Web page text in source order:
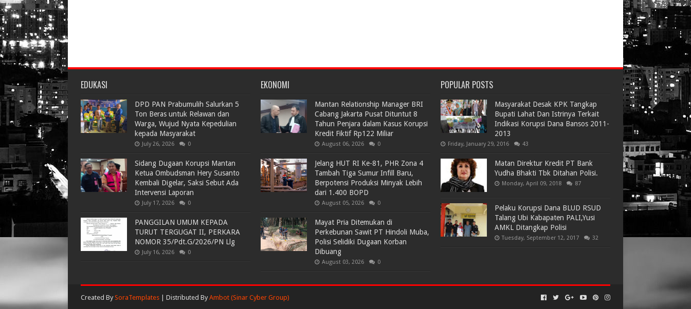
EDUKASI
DPD PAN Prabumulih Salurkan 5
Ton Beras untuk Relawan dan
Warga, Wujud Nyata Kepedulian
kepada Masyarakat
July 26, 2026 0
Sidang Dugaan Korupsi Mantan
Ketua Ombudsman Hery Susanto
Kembali Digelar, Saksi Sebut Ada
Intervensi Laporan
July 17, 2026 0
PANGGILAN UMUM KEPADA
TURUT TERGUGAT II, PERKARA
NOMOR 35/Pdt.G/2026/PN Llg
July 16, 2026 0
EKONOMI
Mantan Relationship Manager BRI
Cabang Jakarta Pusat Dituntut 8
Tahun Penjara dalam Kasus Korupsi
Kredit Fiktif Rp122 Miliar
August 06, 2026 0
Jelang HUT RI Ke-81, PHR Zona 4
Tambah Tiga Sumur Infill Baru,
Berpotensi Produksi Minyak Lebih
dari 1.400 BOPD
August 05, 2026 0
Mayat Pria Ditemukan di
Perkebunan Sawit PT Hindoli Muba,
Polisi Selidiki Dugaan Korban
Dibuang
August 03, 2026 0
POPULAR POSTS
Masyarakat Desak KPK Tangkap
Bupati Lahat Dan Istrinya Terkait
Indikasi Korupsi Dana Bansos 2011-
2013
Friday, January 29, 2016 43
Matan Direktur Kredit PT Bank
Yudha Bhakti Tbk Ditahan Polisi.
Monday, April 09, 2018 87
Pelaku Korupsi Dana BLUD RSUD
Talang Ubi Kabapaten PALI,Yusi
AMKL Ditangkap Polisi
Tuesday, September 12, 2017 32
Created By SoraTemplates | Distributed By Ambot (Sinar Cyber Group)